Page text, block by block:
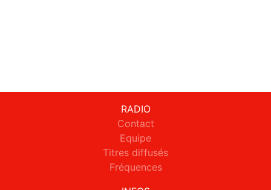
RADIO
Contact
Equipe
Titres diffusés
Fréquences